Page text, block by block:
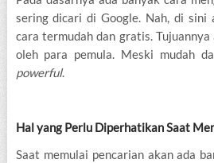
sering dicari di Google. Nah, di sini
cara termudah dan gratis.
oleh para pemula. Meski mudah
powerful.
Hal yang Perlu Diperhatikan Saat
Saat memulai pencarian akan ada